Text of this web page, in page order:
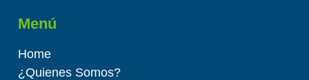
Menú
Home
¿Quienes Somos?